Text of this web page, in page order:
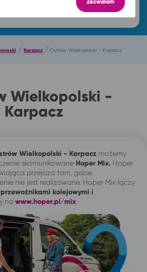
Znajdź przejazd
/ Karpacz /Ostrów Wielkopolski - Karpacz
Wielkopolski -
Karpacz
Wielkopolski - Karpacz możemy
skomunikowane Hoper Mix. Hoper
przejazd tam, gdzie
nie jest realizowane. Hoper Mix łączy
kolejowymi i
na www.hoper.pl/mix
Zezwalam